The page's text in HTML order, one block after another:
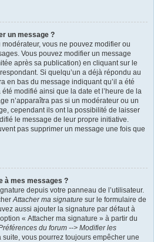
un message ?
vous ne pouvez modifier ou
Vous pouvez modifier un message
après sa publication) en cliquant sur le
Si quelqu’un a déjà répondu au
en bas du message indiquant qu’il a été
modifié ainsi que la date et l’heure de la
n’apparaîtra pas si un modérateur ou un
cependant ils ont la possibilité de laisser
le message de leur propre initiative.
pas supprimer un message une fois que
à mes messages ?
depuis votre panneau de l’utilisateur.
Attacher ma signature sur le formulaire de
aussi ajouter la signature par défaut à
« Attacher ma signature » à partir du
du forum --> Modifier les
suite, vous pourrez toujours empêcher une